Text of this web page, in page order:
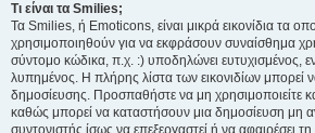
Τι είναι τα Smilies;
Τα Smilies, ή Emoticons, είναι μικρά εικονίδια τα
χρησιμοποιηθούν για να εκφράσουν συναίσθημα
σύντομο κώδικα, π.χ. :) υποδηλώνει ευτυχισμένος,
λυπημένος. Η πλήρης λίστα των εικονιδίων μπορεί
δημοσίευσης. Προσπαθήστε να μη χρησιμοποιείτε
καθώς μπορεί να καταστήσουν μια δημοσίευση μη
συντονιστής ίσως να επεξεργαστεί ή να αφαιρέσει